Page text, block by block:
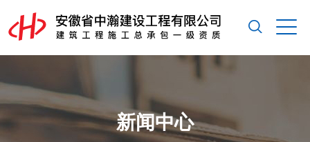
新闻中心